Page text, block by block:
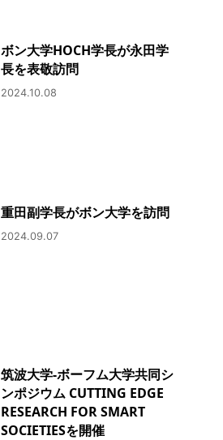
ボン大学HOCH学長が永田学
長を表敬訪問
2024.10.08
重田副学長がボン大学を訪問
2024.09.07
筑波大学-ボーフム大学共同シ
ンポジウム CUTTING EDGE
RESEARCH FOR SMART
SOCIETIESを開催